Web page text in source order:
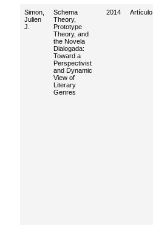
Simon,
Julien
J.
Schema
Theory,
Prototype
Theory, and
the Novela
Dialogada:
Toward a
Perspectivist
and Dynamic
View of
Literary
Genres
2014 Artículo